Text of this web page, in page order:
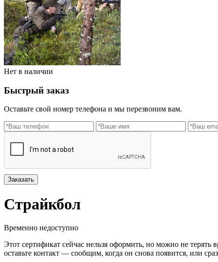
Нет в наличии
Быстрый заказ
Оставьте свой номер телефона и мы перезвоним вам.
Заказать
Страйкбол
Временно недоступно
Этот сертификат сейчас нельзя оформить, но можно не терять
оставьте контакт — сообщим, когда он снова появится, или